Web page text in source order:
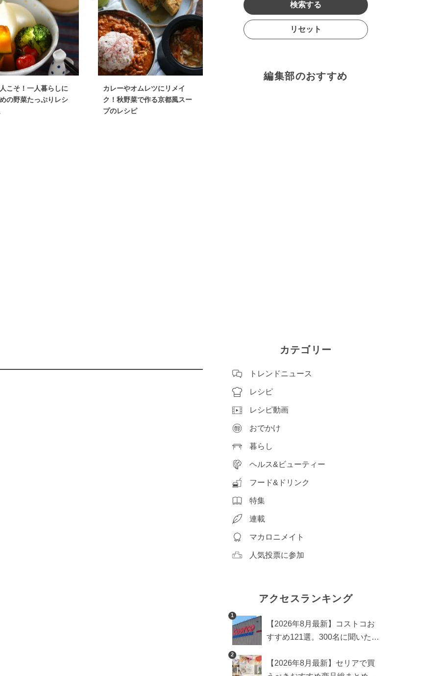
こそ！一人暮らしに
の野菜たっぷりレシ
カレーやオムレツにリメイ
ク！秋野菜で作る京都風スー
プのレシピ
検索する
リセット
編集部のおすすめ
カテゴリー
トレンドニュース
レシピ
レシピ動画
おでかけ
暮らし
ヘルス&ビューティー
フード&ドリンク
特集
連載
マカロニメイト
人気投票に参加
アクセスランキング
1
【2026年8月最新】コストコお
すすめ121選。300名に聞いた買
め商品も
2
【2026年8月最新】セリアで買